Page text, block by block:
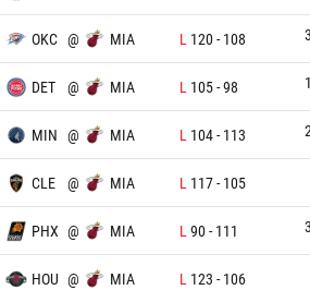
OKC @ MIA L 120- 108
DET @ MIA L 105-98
MIN @ MIA L 104- 113
CLE @ MIA L 117- 105
PHX @ MIA L 90- 111
HOU @ MIA L 123 - 106